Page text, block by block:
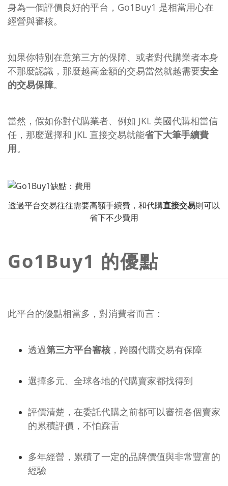
身為一個評價良好的平台，Go1Buy1 是相當用心在
經營與審核。
如果你特別在意第三方的保障、或者對代購業者本身
不那麼認識，那麼越高金額的交易當然就越需要安全
的交易保障。
當然，假如你對代購業者、例如 JKL 美國代購相當信
任，那麼選擇和 JKL 直接交易就能省下大筆手續費
用。
透過平台交易往往需要高額手續費，和代購直接交易則可以
省下不少費用
Go1Buy1 的優點
此平台的優點相當多，對消費者而言：
透過第三方平台審核，跨國代購交易有保障
選擇多元、全球各地的代購賣家都找得到
評價清楚，在委託代購之前都可以審視各個賣家
的累積評價，不怕踩雷
多年經營，累積了一定的品牌價值與非常豐富的
經驗